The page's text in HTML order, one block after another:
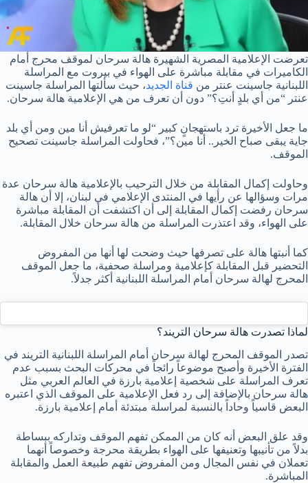
تعرضت الإعلامية المصرية الشهيرة هالة سرحان لموقف محرج أمام
الكاميرات في مقابلة مباشرة على الهواء في بيروت مع المراسلة
اللبنانية جاسينت عنتر من قناة الجديد، حيث سألتها المراسلة جاسينت
عنتر “من أي بلدٍ أنتِ؟” دون أن تعرف من هي الإعلامية هالة سرحان.
ما جعل الأخيرة ترد باستهجانٍ كبير “لو ما تعرفيش أنا مين ومن أي بلد
جاية يبقى صباح الخير.. أنا مين؟”، فحاولت المراسلة جاسينت تصحيح
الموقف.
وحاولت إكمال المقابلة من خلال الترحيب بالإعلامية هالة سرحان عدة
مرات وسؤالها عن رأيها في المنتدى الإعلامي في لبنان، إلا أن هالة
سرحان رفضت إكمال المقابلة إلى أن اكتشفت أن المقابلة مباشرة
على الهواء، وقد اعتذرت المراسلة من هالة سرحان خلال المقابلة.
كما أنبتها هالة على تصرفها حيث وضحت لها أنها من المفروض
التحضير قبل المقابلة كإعلامية ومراسلة صحفية، ما جعل الموقف
المحرج لهالة سرحان أمام المراسلة اللبنانية أكثر جدلاً.
لماذا تصدرت هالة سرحان التريند؟
تصدر الموقف المحرج لهالة سرحان أمام المراسلة اللبنانية التريند في
الفترة الأخيرة وأصبح موضوعاً رائجاً في محركات البحث بسبب عدم
تعرف المراسلة على شخصية إعلامية بارزة في العالم العربي مثل
هالة سرحان بالإضافة إلى رد فعل الإعلامية على الموقف الذي اعتبره
البعض قاسياً وحاداً بالنسبة لمراسلة مبتدئة أمام إعلامية بارزة.
وقد علق البعض أنه كان من الممكن تفهم الموقف وتداركه ببساطة
بدلاً من تأنيبها وتعنيفها على الهواء بطريقة محرجة وخصوصاً أنهما
تعملان في نفس المجال ومن المفروض تفهم طبيعة العمل والمقابلة
المباشرة.